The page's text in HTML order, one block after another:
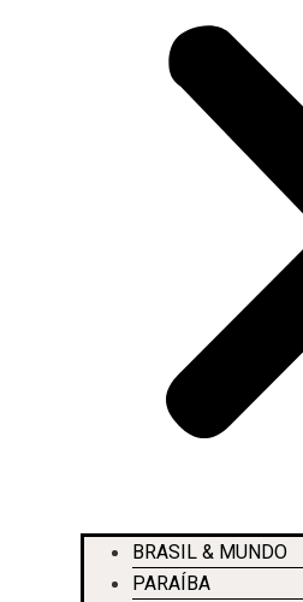
BRASIL & MUNDO
PARAÍBA